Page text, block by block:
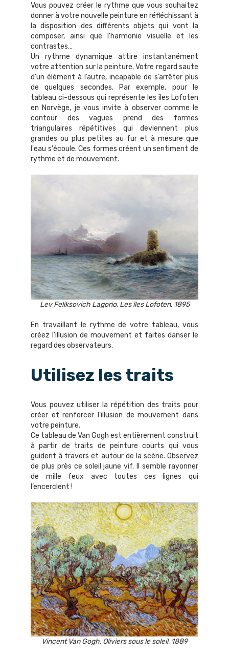
Vous pouvez créer le rythme que vous souhaitez
donner à votre nouvelle peinture en réfléchissant à
la disposition des différents objets qui vont la
composer, ainsi que l’harmonie visuelle et les
contrastes…
Un rythme dynamique attire instantanément
votre attention sur la peinture. Votre regard saute
d’un élément à l’autre, incapable de s’arrêter plus
de quelques secondes. Par exemple, pour le
tableau ci-dessous qui représente les îles Lofoten
en Norvège, je vous invite à observer comme le
contour des vagues prend des formes
triangulaires répétitives qui deviennent plus
grandes ou plus petites au fur et à mesure que
l'eau s'écoule. Ces formes créent un sentiment de
rythme et de mouvement.
Lev Feliksovich Lagorio, Les îles Lofoten, 1895
En travaillant le rythme de votre tableau, vous
créez l’illusion de mouvement et faites danser le
regard des observateurs.
Utilisez les traits
Vous pouvez utiliser la répétition des traits pour
créer et renforcer l’illusion de mouvement dans
votre peinture.
Ce tableau de Van Gogh est entièrement construit
à partir de traits de peinture courts qui vous
guident à travers et autour de la scène. Observez
de plus près ce soleil jaune vif. Il semble rayonner
de mille feux avec toutes ces lignes qui
l’encerclent !
Vincent Van Gogh, Oliviers sous le soleil, 1889